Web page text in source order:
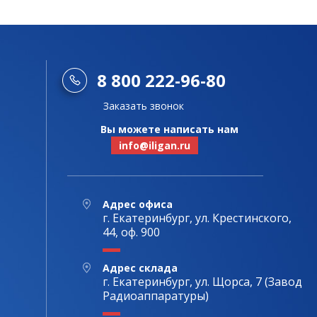
8 800 222-96-80
Заказать звонок
Вы можете написать нам
info@iligan.ru
Адрес офиса
г. Екатеринбург, ул. Крестинского,
44, оф. 900
Адрес склада
г. Екатеринбург, ул. Щорса, 7 (Завод
Радиоаппаратуры)